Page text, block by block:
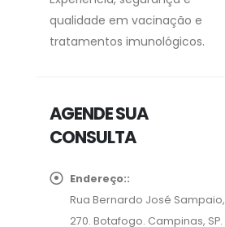
qualidade em vacinação e
tratamentos imunológicos.
AGENDE SUA
CONSULTA
Endereço::
Rua Bernardo José Sampaio,
270. Botafogo. Campinas, SP.